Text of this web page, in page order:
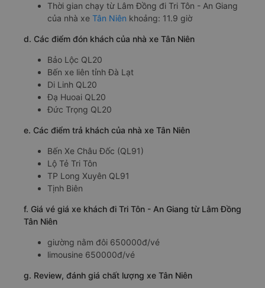
Thời gian chạy từ Lâm Đồng đi Tri Tôn - An Giang
của nhà xe Tân Niên khoảng: 11.9 giờ
d. Các điểm đón khách của nhà xe Tân Niên
Bảo Lộc QL20
Bến xe liên tỉnh Đà Lạt
Di Linh QL20
Đạ Huoai QL20
Đức Trọng QL20
e. Các điểm trả khách của nhà xe Tân Niên
Bến Xe Châu Đốc (QL91)
Lộ Tẻ Tri Tôn
TP Long Xuyên QL91
Tịnh Biên
f. Giá vé giá xe khách đi Tri Tôn - An Giang từ Lâm Đồng
Tân Niên
giường nằm đôi 650000đ/vé
limousine 650000đ/vé
g. Review, đánh giá chất lượng xe Tân Niên